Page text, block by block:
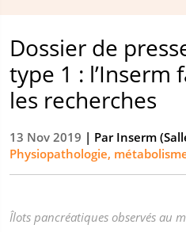
Dossier de
type 1 :
les recherches
13 Nov 2019 | ParInserm
Physiopathologie,
Îlots pancréatiques observés au